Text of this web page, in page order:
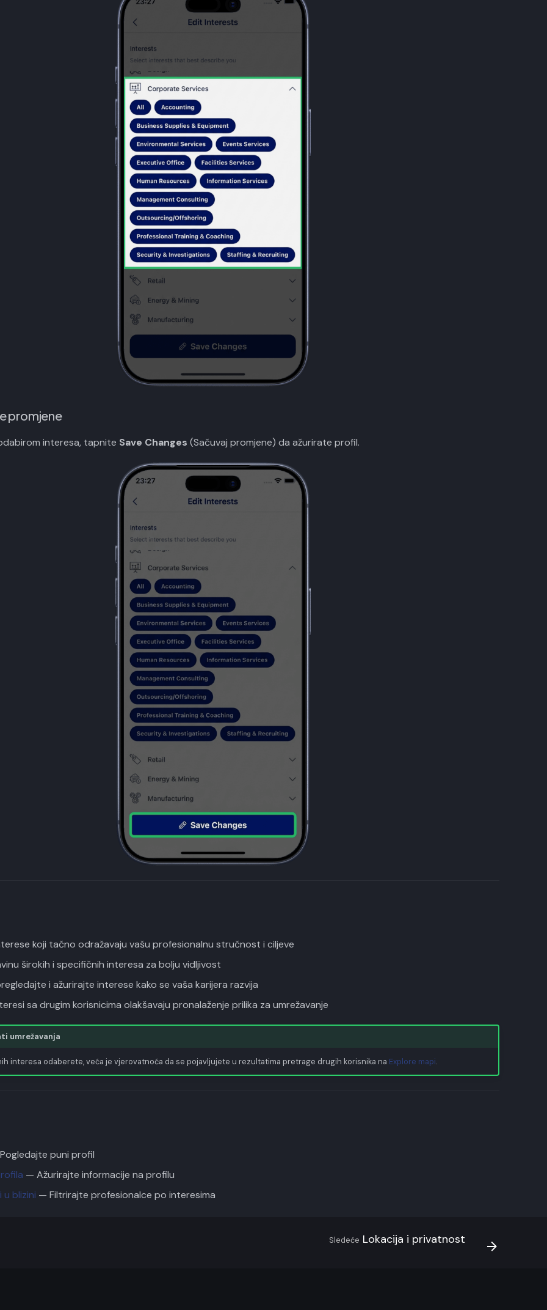
promjene
interesa, tapnite Save Changes (Sačuvaj promjene) da ažurirate profil.
koji tačno odražavaju vašu profesionalnu stručnost i ciljeve
širokih i specifičnih interesa za bolju vidljivost
i ažurirajte interese kako se vaša karijera razvija
sa drugim korisnicima olakšavaju pronalaženje prilika za umrežavanje
umrežavanja
interesa odaberete, veća je vjerovatnoća da se pojavljujete u rezultatima pretrage drugih korisnika na Explore mapi.
puni profil
— Ažurirajte informacije na profilu
u blizini — Filtrirajte profesionalce po interesima
Sledeće Lokacija i privatnost